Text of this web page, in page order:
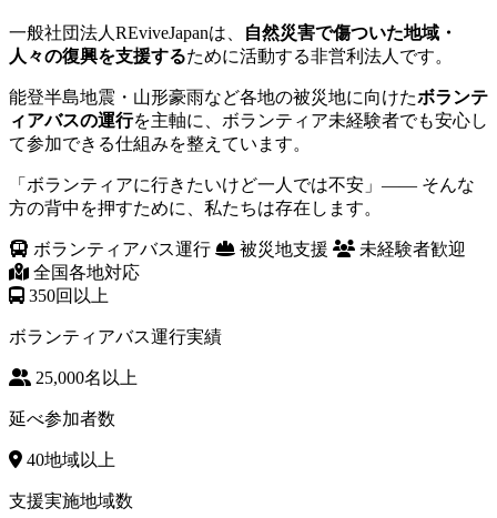
一般社団法人REviveJapanは、
自然災害で傷ついた地域・
人々の復興を支援するために活動する非営利法人です。
能登半島地震・山形豪雨など各地の被災地に向けたボランテ
ィアバスの運行を主軸に、ボランティア未経験者でも安心し
て参加できる仕組みを整えています。
「ボランティアに行きたいけど一人では不安」—— そんな
方の背中を押すために、私たちは存在します。
ボランティアバス運行 被災地支援
未経験者歓迎
全国各地対応
350回以上
ボランティアバス運行実績
25,000名以上
延べ参加者数
40地域以上
支援実施地域数